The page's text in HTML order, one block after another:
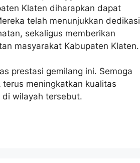
Klaten diharapkan dapat
telah menunjukkan dedikasi
sekaligus memberikan
masyarakat Kabupaten Klaten.
prestasi gemilang ini. Semoga
meningkatkan kualitas
di wilayah tersebut.